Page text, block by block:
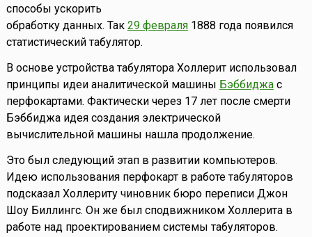
способы ускорить
обработку данных. Так 29 февраля1888 года появился
статистический табулятор.
В основе устройства табулятора Холлерит использовал
принципы идеи аналитической машины Бэббиджас
перфокартами. Фактически через 17 лет после смерти
Бэббиджа идея создания электрической
вычислительной машины нашла продолжение.
Это был следующий этап в развитии компьютеров.
Идею использования перфокарт в работе табуляторов
подсказал Холлериту чиновник бюро переписи Джон
Шоу Биллингс. Он же был сподвижником Холлерита в
работе над проектированием системы табуляторов.